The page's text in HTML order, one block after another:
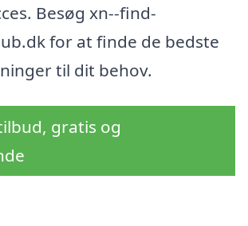
Besøg xn--find-
for at finde de bedste
til dit behov.
gratis og